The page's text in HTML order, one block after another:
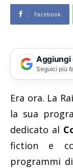
Facebook
Aggiungi
Seguici più
Era ora. La
la sua
dedicato al
fiction e
programmi